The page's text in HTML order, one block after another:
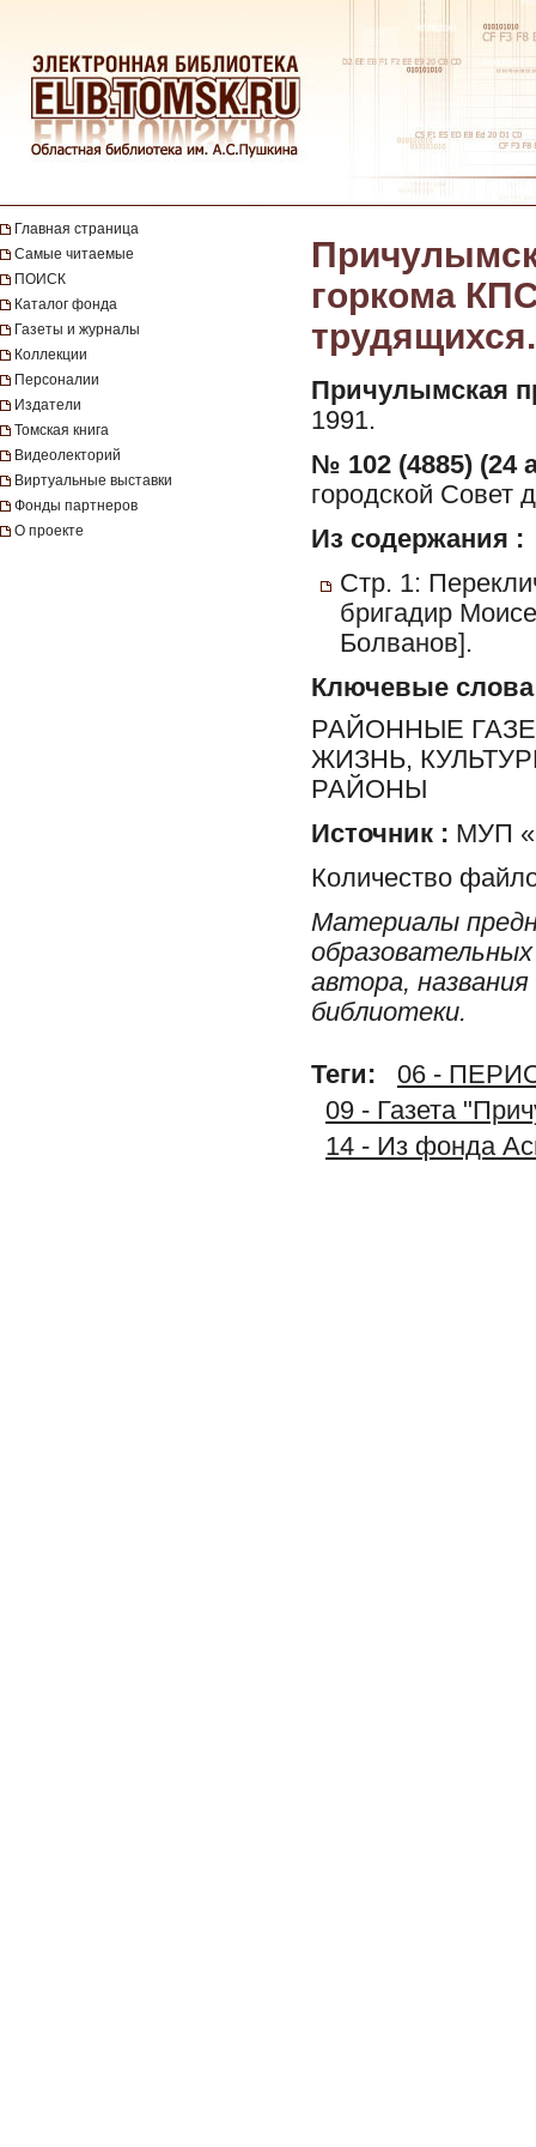
Главная страница
Самые читаемые
ПОИСК
Каталог фонда
Газеты и журналы
Коллекции
Персоналии
Издатели
Томская книга
Видеолекторий
Виртуальные выставки
Фонды партнеров
О проекте
горкома
Причулымская
1991.
№ 102 (4885) (24
городской Совет
Из содержания :
Стр. 1:
бригадир
Болванов].
Ключевые слова
РАЙОННЫЕ
ЖИЗНЬ,
РАЙОНЫ
Источник : МУП
Количество
Материалы
автора,
библиотеки.
Теги:
06 -
09 - Газета
14 - Из фонда